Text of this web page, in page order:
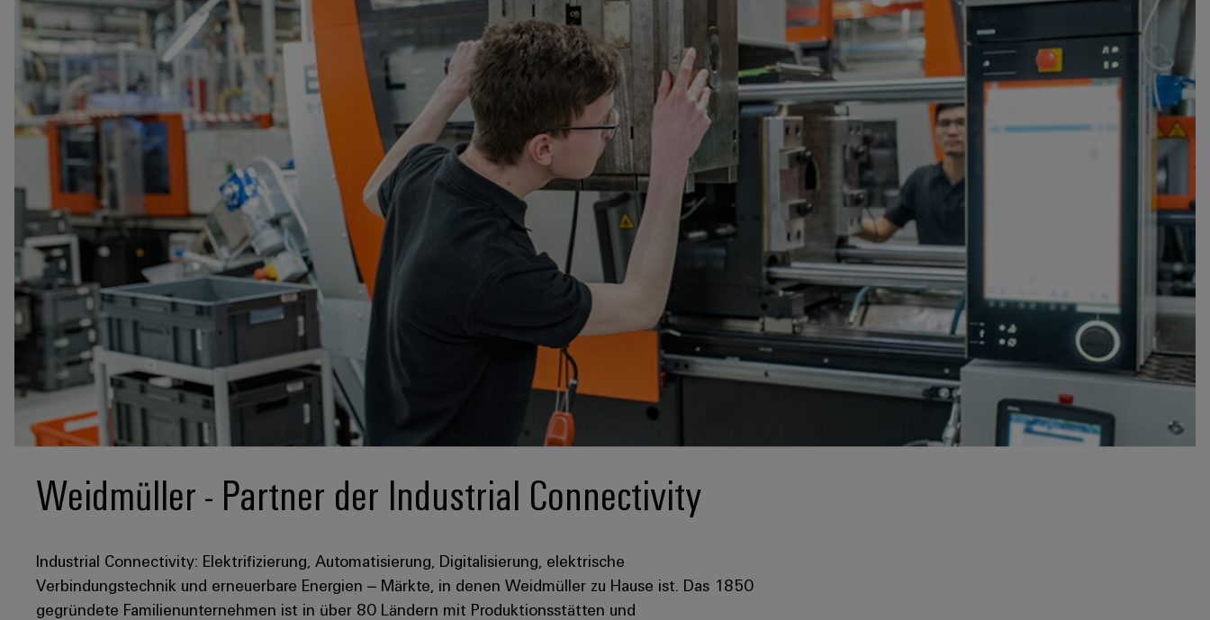
Weidmüller - Partner der Industrial Connectivity
Industrial Connectivity: Elektrifizierung, Automatisierung, Digitalisierung, elektrische
Verbindungstechnik und erneuerbare Energien – Märkte, in denen Weidmüller zu Hause ist. Das 1850
gegründete Familienunternehmen ist in über 80 Ländern mit Produktionsstätten und